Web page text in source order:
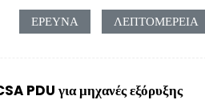
ΕΡΕΥΝΑ ΛΕΠΤΟΜΈΡΕΙΑ
PDU για μηχανές εξόρυξης